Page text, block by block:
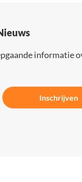
informatie
Inschrijven